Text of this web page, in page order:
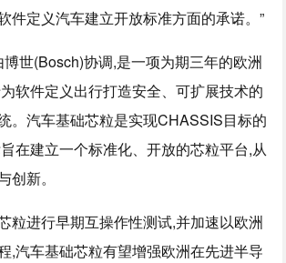
件定义汽车建立开放标准方面的承诺。”
世(Bosch)协调,是一项为期三年的欧洲
软件定义出行打造安全、可扩展技术的
。汽车基础芯粒是实现CHASSIS目标的
在建立一个标准化、开放的芯粒平台,从
创新。
粒进行早期互操作性测试,并加速以欧洲
,汽车基础芯粒有望增强欧洲在先进半导